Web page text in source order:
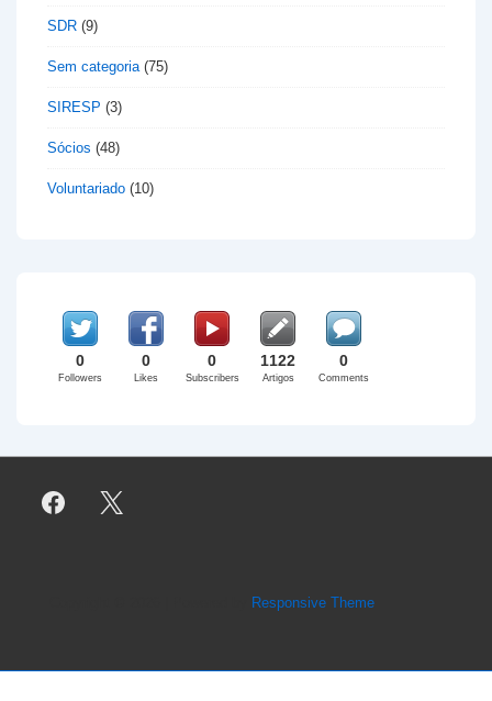
SDR (9)
Sem categoria(75)
SIRESP (3)
Sócios (48)
Voluntariado (10)
0
Followers
0
Likes
0
Subscribers
1122
Artigos
0
Comments
Responsive Theme